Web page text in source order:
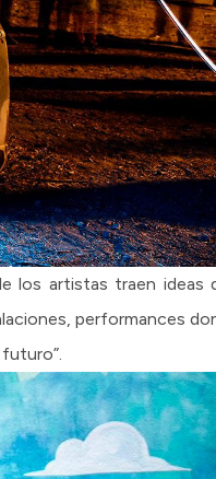
los artistas traen ideas
performances